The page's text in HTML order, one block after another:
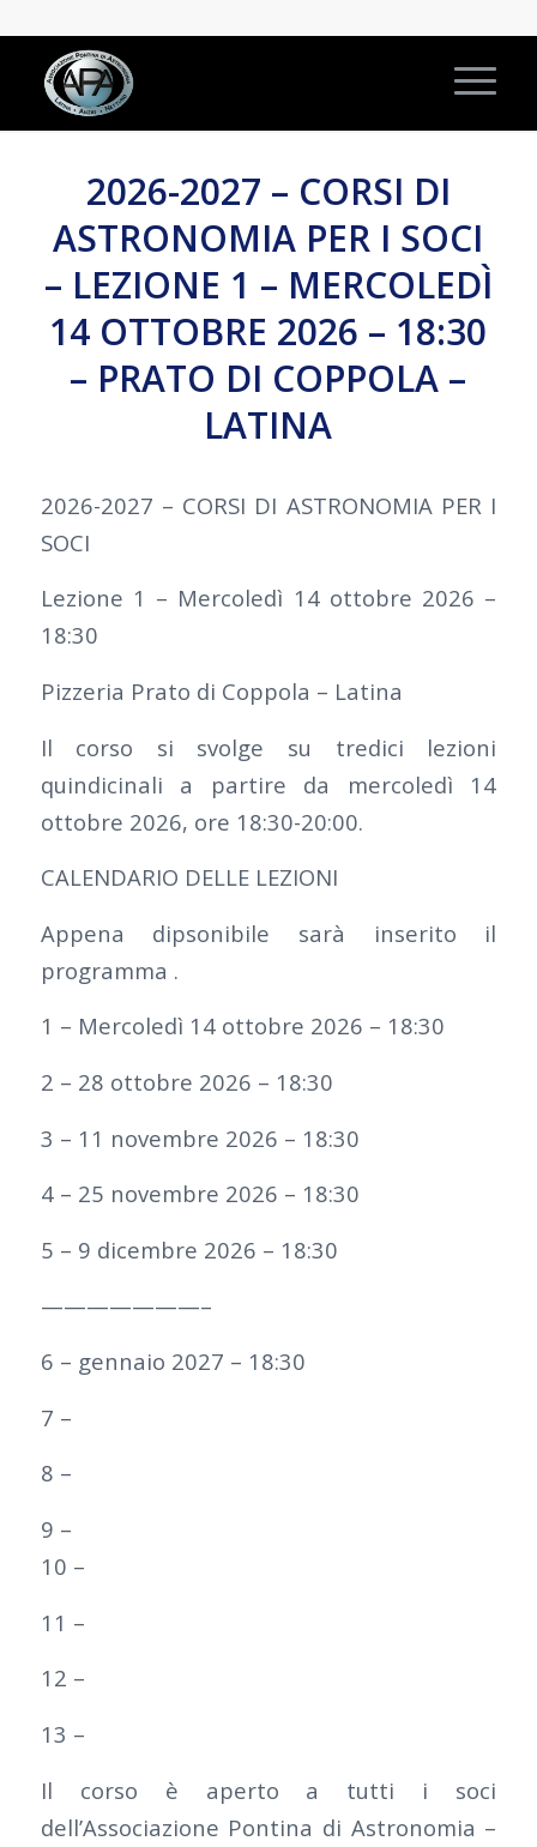
2026-2027 – CORSI DI
ASTRONOMIA PER I SOCI
– LEZIONE 1 – MERCOLEDÌ
14 OTTOBRE 2026 – 18:30
– PRATO DI COPPOLA –
LATINA
2026-2027 – CORSI DI ASTRONOMIA PER I
SOCI
Lezione 1 – Mercoledì 14 ottobre 2026 –
18:30
Pizzeria Prato di Coppola – Latina
Il corso si svolge su tredici lezioni
quindicinali a partire da mercoledì 14
ottobre 2026, ore 18:30-20:00.
CALENDARIO DELLE LEZIONI
Appena dipsonibile sarà inserito il
programma .
1 – Mercoledì 14 ottobre 2026 – 18:30
2 – 28 ottobre 2026 – 18:30
3 – 11 novembre 2026 – 18:30
4 – 25 novembre 2026 – 18:30
5 – 9 dicembre 2026 – 18:30
———————–
6 – gennaio 2027 – 18:30
7 –
8 –
9 –
10 –
11 –
12 –
13 –
Il corso è aperto a tutti i soci
dell’Associazione Pontina di Astronomia –